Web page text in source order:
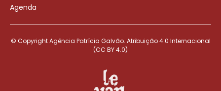
Agenda
© Copyright Agência Patrícia Galvão. Atribuição 4.0 Internacional
(CC BY 4.0)